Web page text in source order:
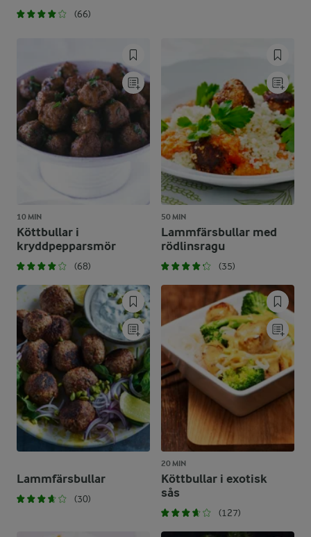
(66)
10 MIN
Köttbullar i
kryddpepparsmör
(68)
50 MIN
Lammfärsbullar med
rödlinsragu
(35)
Lammfärsbullar
(30)
20 MIN
Köttbullar i exotisk
sås
(127)